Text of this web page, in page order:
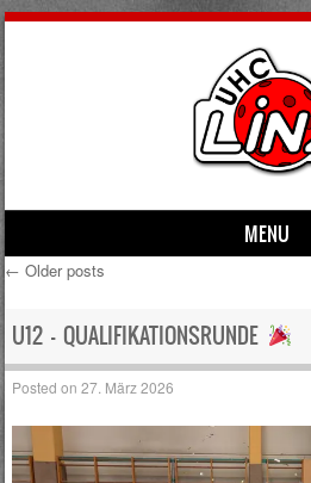
MENU
Skip to content
Post navigation
← Older posts
U12 – QUALIFIKATIONSRUNDE
Posted on27. März 2026